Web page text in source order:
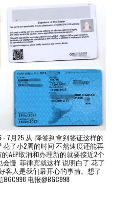
- 7月25 从 降签到拿到签证这样的
花了小2周的时间 不然速度还能再
AEP取消和办理新的就要接近2个
会慢 菲律宾就这样 说明白了 花了
客人是我们最开心的事情。想了
电报@BGC998